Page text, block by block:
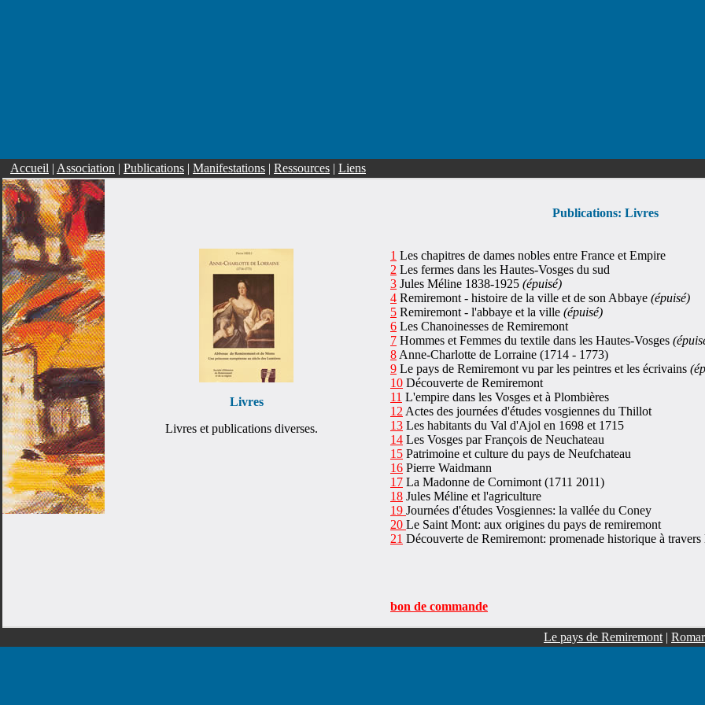
Accueil | Association | Publications | Manifestations | Ressources | Liens
Publications: Livres
Livres
Livres et publications diverses.
1 Les chapitres de dames nobles entre France et Empire
2 Les fermes dans les Hautes-Vosges du sud
3 Jules Méline 1838-1925 (épuisé)
4 Remiremont - histoire de la ville et de son Abbaye (épuisé)
5 Remiremont - l'abbaye et la ville (épuisé)
6 Les Chanoinesses de Remiremont
7 Hommes et Femmes du textile dans les Hautes-Vosges
8 Anne-Charlotte de Lorraine (1714 - 1773)
9 Le pays de Remiremont vu par les peintres et les écrivains
10 Découverte de Remiremont
11 L'empire dans les Vosges et à Plombières
12 Actes des journées d'études vosgiennes du Thillot
13 Les habitants du Val d'Ajol en 1698 et 1715
14 Les Vosges par François de Neuchateau
15 Patrimoine et culture du pays de Neufchateau
16 Pierre Waidmann
17 La Madonne de Cornimont (1711 2011)
18 Jules Méline et l'agriculture
19 Journées d'études Vosgiennes: la vallée du Coney
20 Le Saint Mont: aux origines du pays de remiremont
21 Découverte de Remiremont: promenade historique à
bon de commande
Le pays de Remiremont |